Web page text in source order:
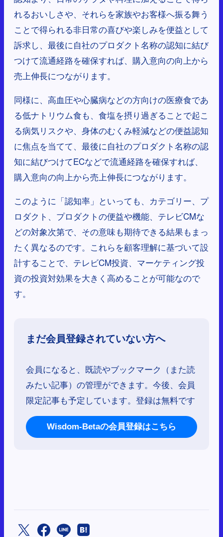
れるおいしさや、それらを家族やお客様へ振る舞う
ことで得られる非日常の喜びや楽しみを便益として
訴求し、最後に自社のプロダクト名称の認知に結び
つけて流通経路を確保すれば、購入意向の向上から
売上伸長につながります。
同様に、​​高血圧や心臓病などの方向けの医療食であ
る低ナトリウム食も​​​​、食塩を摂り過ぎることで起こ
る病気リスクや、身体のむくみ軽減などの便益認知
に焦点を当てて、最後に自社のプロダクト名称の認
知に結びつけてECなどで流通経路を確保すれば、
購入意向の向上から売上伸長につながります。
このように「認知率」といっても、カテゴリー、プ
ロダクト、プロダクトの便益や機能、テレビCMな
どの対象次第で、その意味も期待できる結果もまっ
たく異なるのです。これらを顧客理解に基づいて設
計することで、テレビCM投資、マーケティング投
資の投資対効果を大きく高めることが可能なので
す。
まだ会員登録されていない方へ
会員になると、既読やブックマーク（また読
みたい記事）の管理ができます。今後、会員
限定記事も予定しています。登録は無料です
Wisdom-Betaの会員登録はこちら